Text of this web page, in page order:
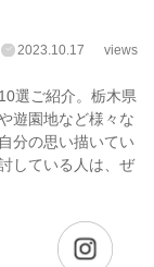
2023.10.17 views
選ご紹介。栃木県
遊園地など様々な
分の思い描いてい
している人は、ぜ